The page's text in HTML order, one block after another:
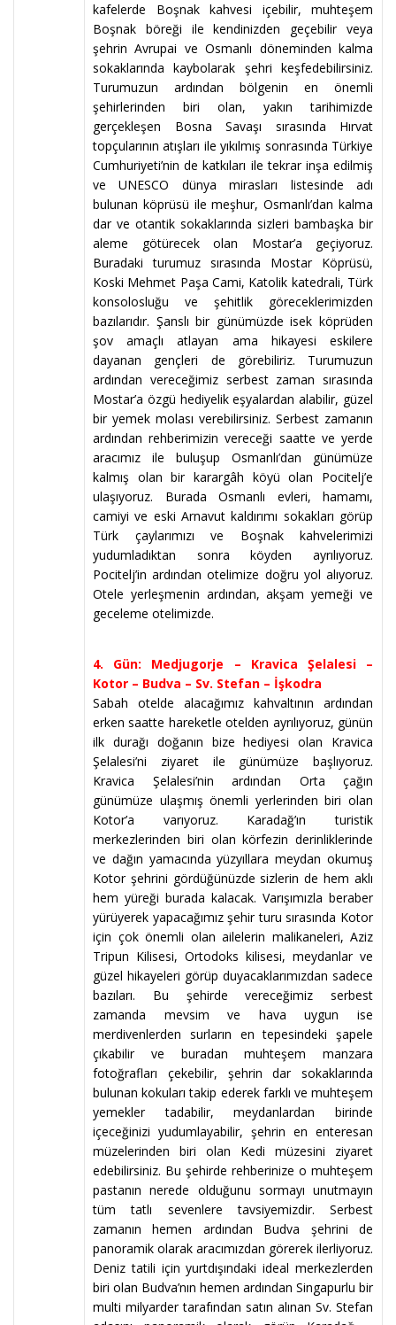
kafelerde Boşnak kahvesi içebilir, muhteşem
Boşnak böreği ile kendinizden geçebilir veya
şehrin Avrupai ve Osmanlı döneminden kalma
sokaklarında kaybolarak şehri keşfedebilirsiniz.
Turumuzun ardından bölgenin en önemli
şehirlerinden biri olan, yakın tarihimizde
gerçekleşen Bosna Savaşı sırasında Hırvat
topçularının atışları ile yıkılmış sonrasında Türkiye
Cumhuriyeti’nin de katkıları ile tekrar inşa edilmiş
ve UNESCO dünya mirasları listesinde adı
bulunan köprüsü ile meşhur, Osmanlı’dan kalma
dar ve otantik sokaklarında sizleri bambaşka bir
aleme götürecek olan Mostar’a geçiyoruz.
Buradaki turumuz sırasında Mostar Köprüsü,
Koski Mehmet Paşa Cami, Katolik katedrali, Türk
konsolosluğu ve şehitlik göreceklerimizden
bazılarıdır. Şanslı bir günümüzde isek köprüden
şov amaçlı atlayan ama hikayesi eskilere
dayanan gençleri de görebiliriz. Turumuzun
ardından vereceğimiz serbest zaman sırasında
Mostar’a özgü hediyelik eşyalardan alabilir, güzel
bir yemek molası verebilirsiniz. Serbest zamanın
ardından rehberimizin vereceği saatte ve yerde
aracımız ile buluşup Osmanlı’dan günümüze
kalmış olan bir karargâh köyü olan Pocitelj’e
ulaşıyoruz. Burada Osmanlı evleri, hamamı,
camiyi ve eski Arnavut kaldırımı sokakları görüp
Türk çaylarımızı ve Boşnak kahvelerimizi
yudumladıktan sonra köyden ayrılıyoruz.
Pocitelj’in ardından otelimize doğru yol alıyoruz.
Otele yerleşmenin ardından, akşam yemeği ve
geceleme otelimizde.
4. Gün: Medjugorje – Kravica Şelalesi –
Kotor – Budva – Sv. Stefan – İşkodra
Sabah otelde alacağımız kahvaltının ardından
erken saatte hareketle otelden ayrılıyoruz, günün
ilk durağı doğanın bize hediyesi olan Kravica
Şelalesi’ni ziyaret ile günümüze başlıyoruz.
Kravica Şelalesi’nin ardından Orta çağın
günümüze ulaşmış önemli yerlerinden biri olan
Kotor’a varıyoruz. Karadağ’ın turistik
merkezlerinden biri olan körfezin derinliklerinde
ve dağın yamacında yüzyıllara meydan okumuş
Kotor şehrini gördüğünüzde sizlerin de hem aklı
hem yüreği burada kalacak. Varışımızla beraber
yürüyerek yapacağımız şehir turu sırasında Kotor
için çok önemli olan ailelerin malikaneleri, Aziz
Tripun Kilisesi, Ortodoks kilisesi, meydanlar ve
güzel hikayeleri görüp duyacaklarımızdan sadece
bazıları. Bu şehirde vereceğimiz serbest
zamanda mevsim ve hava uygun ise
merdivenlerden surların en tepesindeki şapele
çıkabilir ve buradan muhteşem manzara
fotoğrafları çekebilir, şehrin dar sokaklarında
bulunan kokuları takip ederek farklı ve muhteşem
yemekler tadabilir, meydanlardan birinde
içeceğinizi yudumlayabilir, şehrin en enteresan
müzelerinden biri olan Kedi müzesini ziyaret
edebilirsiniz. Bu şehirde rehberinize o muhteşem
pastanın nerede olduğunu sormayı unutmayın
tüm tatlı sevenlere tavsiyemizdir. Serbest
zamanın hemen ardından Budva şehrini de
panoramik olarak aracımızdan görerek ilerliyoruz.
Deniz tatili için yurtdışındaki ideal merkezlerden
biri olan Budva’nın hemen ardından Singapurlu bir
multi milyarder tarafından satın alınan Sv. Stefan